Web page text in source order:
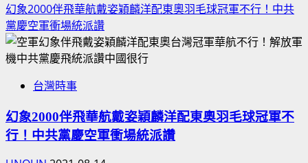
化
點
最
完
整
錄！
外
國
網
咖
題
歌
曲！
政
黨
選
人
more
about
美
國
愛
珍
奶
幻象2000伴飛華航戴姿穎麟洋配東奧羽毛球冠軍不行！中共
黨慶空軍衝場統派讚
台灣時事
幻象2000伴飛華航戴姿穎麟洋配東奧羽毛球冠軍不
行！中共黨慶空軍衝場統派讚